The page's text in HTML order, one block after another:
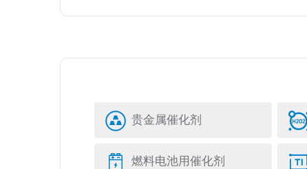
贵金属催化剂
燃料电池用催化剂